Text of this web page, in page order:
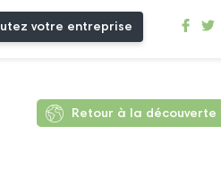
votre entreprise
Retour à la